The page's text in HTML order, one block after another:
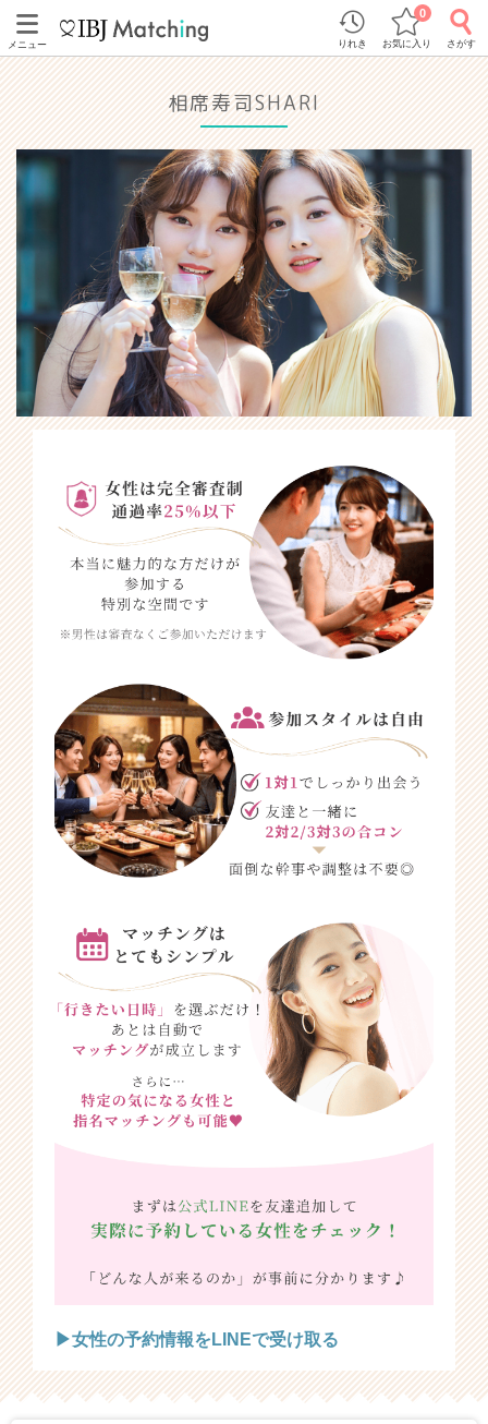
メニュー りれき お気に入り
0
さがす
相席寿司SHARI
▶女性の予約情報をLINEで受け取る